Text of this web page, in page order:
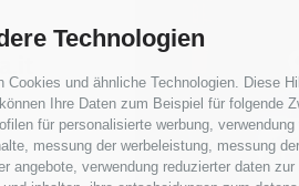
Technologien
Cookies und ähnliche Technologien. Diese
Ihre Daten zum Beispiel für
für personalisierte werbung,
messung der werbeleistung, messung
angebote, verwendung reduzierter daten